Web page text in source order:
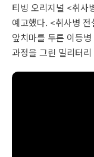
티빙 오리지널 <취사
예고했다. <취사병
앞치마를 두른 이등
과정을 그린 밀리터